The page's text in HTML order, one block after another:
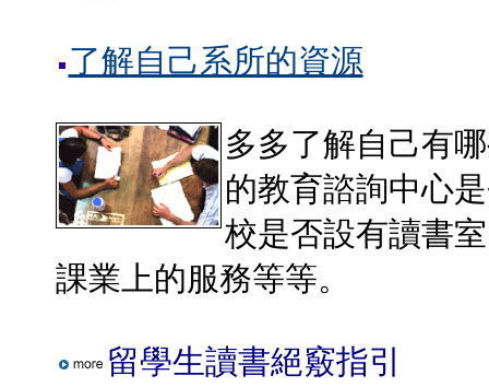
了解自己系所的資源
多多了解自己有
的教育諮詢中心
校是否設有讀書
課業上的服務等等。
留學生讀書絕竅指引